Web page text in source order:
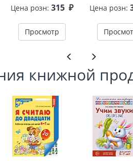
ПАПКЕ (173х220 мм)
Цена розн: 315 ₽
Просмотр
картинок с
ПАПКЕ
Цена розн:
книжной